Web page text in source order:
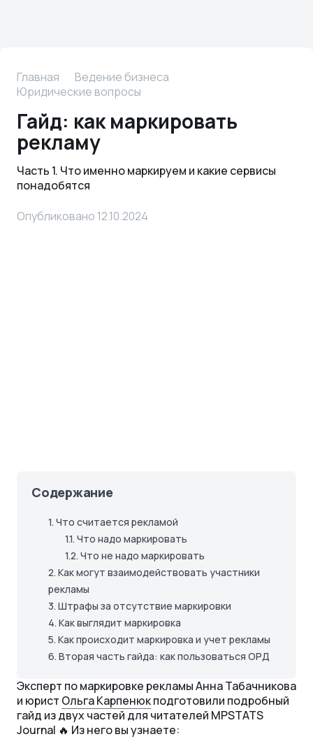
Главная
Ведение бизнеса
Юридические вопросы
Гайд: как маркировать
рекламу
Часть 1. Что именно маркируем и какие сервисы
понадобятся
Опубликовано 12.10.2024
Содержание
1. Что считается рекламой
1.1. Что надо маркировать
1.2. Что не надо маркировать
2. Как могут взаимодействовать участники
рекламы
3. Штрафы за отсутствие маркировки
4. Как выглядит маркировка
5. Как происходит маркировка и учет рекламы
6. Вторая часть гайда: как пользоваться ОРД
Эксперт по маркировке рекламы Анна Табачникова
и юрист Ольга Карпенюкподготовили подробный
гайд из двух частей для читателей MPSTATS
Journal 🔥 Из него вы узнаете: